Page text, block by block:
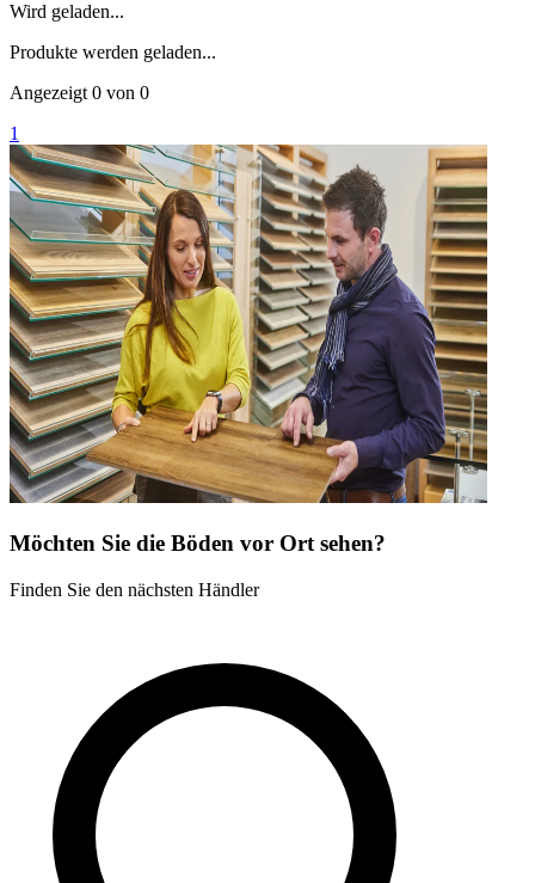
Wird geladen...
Produkte werden geladen...
Angezeigt 0 von 0
1
Möchten Sie die Böden vor Ort sehen?
Finden Sie den nächsten Händler